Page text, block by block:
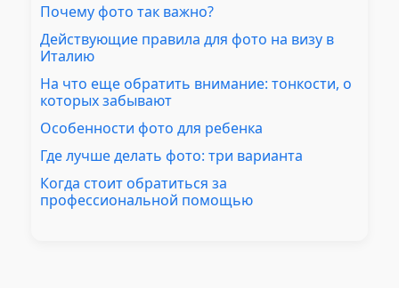
Почему фото так важно?
Действующие правила для фото на визу в
Италию
На что еще обратить внимание: тонкости, о
которых забывают
Особенности фото для ребенка
Где лучше делать фото: три варианта
Когда стоит обратиться за
профессиональной помощью